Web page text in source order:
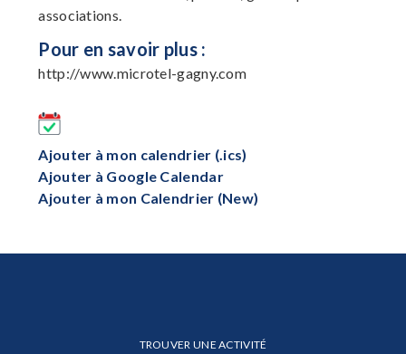
associations.
Pour en savoir plus :
http://www.microtel-gagny.com
Ajouter à mon calendrier (.ics)
Ajouter à Google Calendar
Ajouter à mon Calendrier (New)
TROUVER UNE ACTIVITÉ